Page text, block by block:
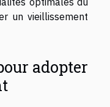
un vieillissement
adopter